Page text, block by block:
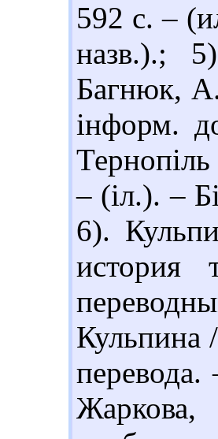
592 с. –
назв.).;
Багнюк,
інформ.
– (іл.). –
6).
история
Кульпина